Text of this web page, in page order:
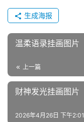
生成海报
温柔语录挂画图片
上一篇
财神发光挂画图片
2026年4月26日 下午2:01